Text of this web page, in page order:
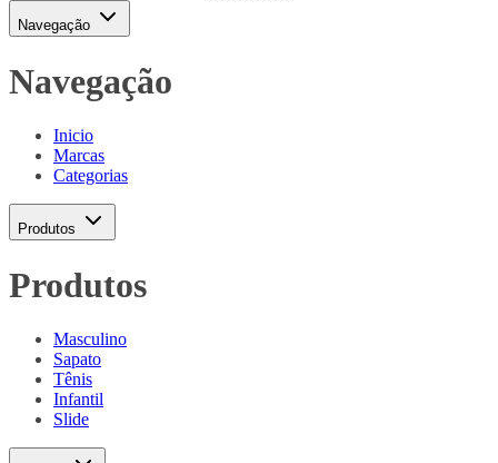
Navegação
Navegação
Inicio
Marcas
Categorias
Produtos
Produtos
Masculino
Sapato
Tênis
Infantil
Slide